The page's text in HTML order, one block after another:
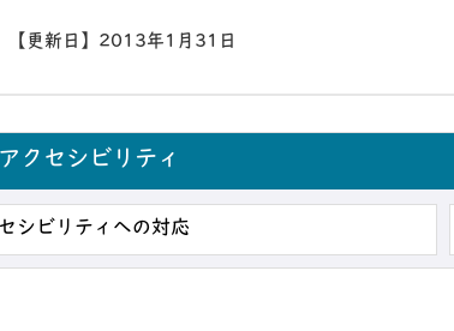
【更新日】 2013年1月31日
クセシビリティ
シビリティへの対応